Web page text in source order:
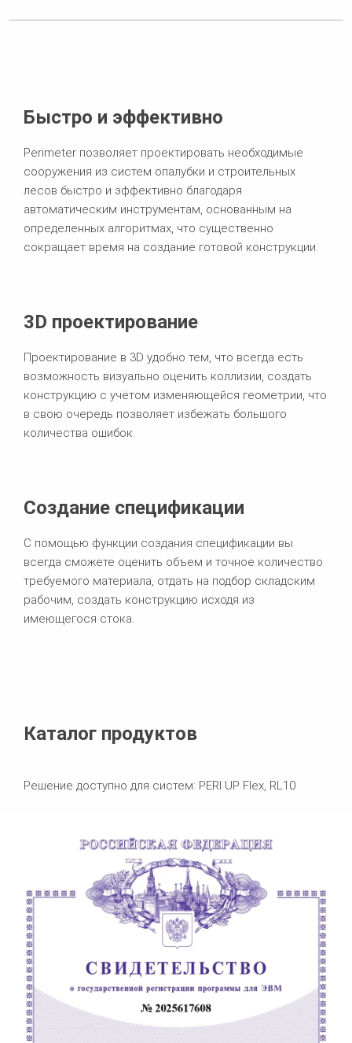
Быстро и эффективно
Perimeter позволяет проектировать необходимые
сооружения из систем опалубки и строительных
лесов быстро и эффективно благодаря
автоматическим инструментам, основанным на
определенных алгоритмах, что существенно
сокращает время на создание готовой конструкции.
3D проектирование
Проектирование в 3D удобно тем, что всегда есть
возможность визуально оценить коллизии, создать
конструкцию с учётом изменяющейся геометрии, что
в свою очередь позволяет избежать большого
количества ошибок.
Создание спецификации
С помощью функции создания спецификации вы
всегда сможете оценить объем и точное количество
требуемого материала, отдать на подбор складским
рабочим, создать конструкцию исходя из
имеющегося стока.
Каталог продуктов
Решение доступно для систем: PERI UP Flex, RL10